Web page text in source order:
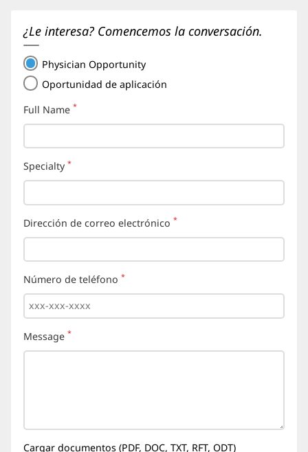
¿Le interesa? Comencemos la conversación.
Physician Opportunity
Oportunidad de aplicación
Full Name (requerido)
*
Specialty (requerido)
*
Dirección de correo electrónico (requerido)
*
Número de teléfono (requerido)
*
Message (requerido)
*
Cargar documentos (PDF, DOC, TXT, RFT, ODT)